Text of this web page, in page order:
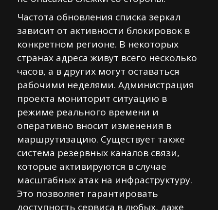
Частота обновления списка зеркал
зависит от активности блокировок в
конкретном регионе. В некоторых
странах адреса живут всего несколько
часов, а в других могут оставаться
рабочими неделями. Администрация
проекта мониторит ситуацию в
режиме реального времени и
оперативно вносит изменения в
маршрутизацию. Существует также
система резервных каналов связи,
которые активируются в случае
масштабных атак на инфраструктуру.
Это позволяет гарантировать
доступность сервиса в любых, даже